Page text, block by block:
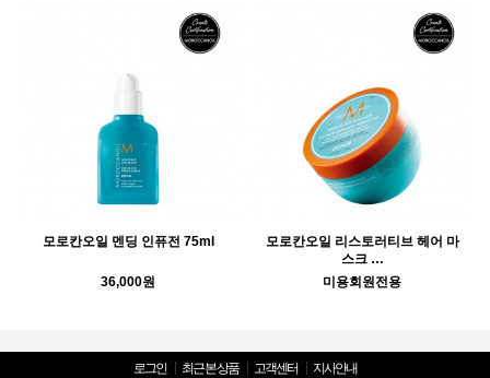
모로칸오일 멘딩 인퓨전 75ml
36,000원
모로칸오일 리스토러티브 헤어 마
스크 …
미용회원전용
로그인 최근 본 상품 고객센터 지사안내